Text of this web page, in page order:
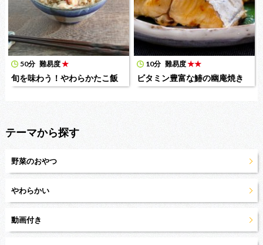
50分 難易度★
旬を味わう！やわらかたこ飯
10分 難易度★★
ビタミン豊富な鰆の幽庵焼き
テーマから探す
野菜のおやつ
やわらかい
動画付き